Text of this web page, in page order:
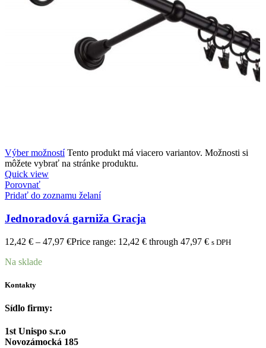
Výber možností Tento produkt má viacero variantov. Možnosti si
môžete vybrať na stránke produktu.
Quick view
Porovnať
Pridať do zoznamu želaní
Jednoradová garniža Gracja
12,42 € – 47,97 €Price range: 12,42 € through 47,97 € s DPH
Na sklade
Kontakty
Sídlo firmy:
1st Unispo s.r.o
Novozámocká 185